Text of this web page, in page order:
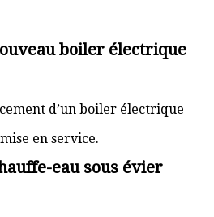
boiler électrique
d’un boiler électrique
en service.
eau sous évier